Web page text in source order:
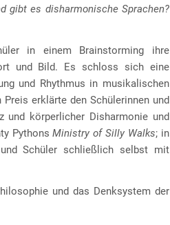
gibt es disharmonische Sprachen?
in einem Brainstorming ihre
und Bild. Es schloss sich eine
und Rhythmus in musikalischen
erklärte den Schülerinnen und
und körperlicher Disharmonie und
PythonsMinistry of Silly Walks; in
und Schüler schließlich selbst mit
und das Denksystem der